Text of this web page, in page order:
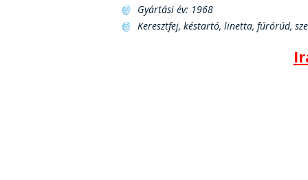
Gyártási év: 1968
Keresztfej, késtartó, linetta, fúrórúd,